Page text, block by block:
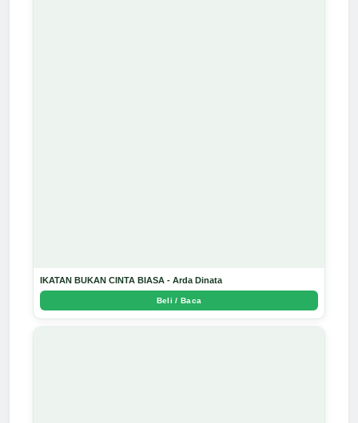
IKATAN BUKAN CINTA BIASA - Arda Dinata
Beli / Baca